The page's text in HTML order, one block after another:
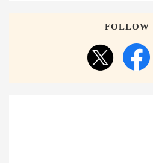
FOLLOW